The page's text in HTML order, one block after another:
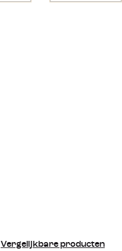
Vergelijkbare producten